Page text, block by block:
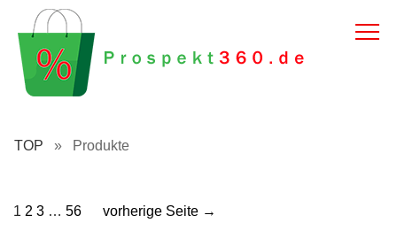
TOP » Produkte
1 2 3 … 56 vorherige Seite →